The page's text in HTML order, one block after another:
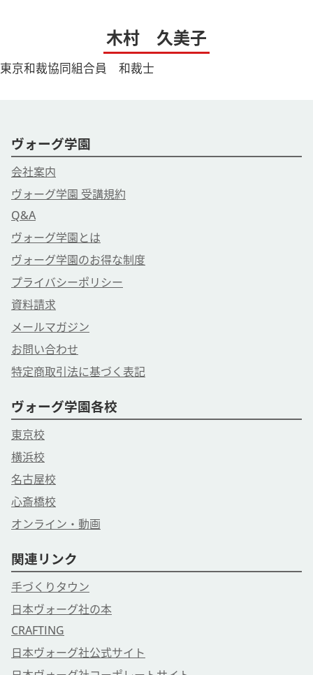
木村 久美子
東京和裁協同組合員 和裁士
ヴォーグ学園
会社案内
ヴォーグ学園 受講規約
Q&A
ヴォーグ学園とは
ヴォーグ学園のお得な制度
プライバシーポリシー
資料請求
メールマガジン
お問い合わせ
特定商取引法に基づく表記
ヴォーグ学園各校
東京校
横浜校
名古屋校
心斎橋校
オンライン・動画
関連リンク
手づくりタウン
日本ヴォーグ社の本
CRAFTING
日本ヴォーグ社公式サイト